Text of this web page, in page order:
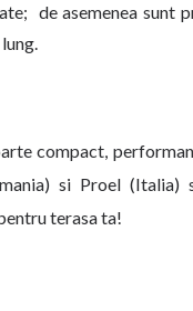
de asemenea sunt
compact,
si Proel
terasa ta!